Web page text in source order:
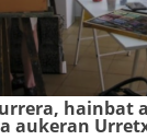
hainbat
aukeran